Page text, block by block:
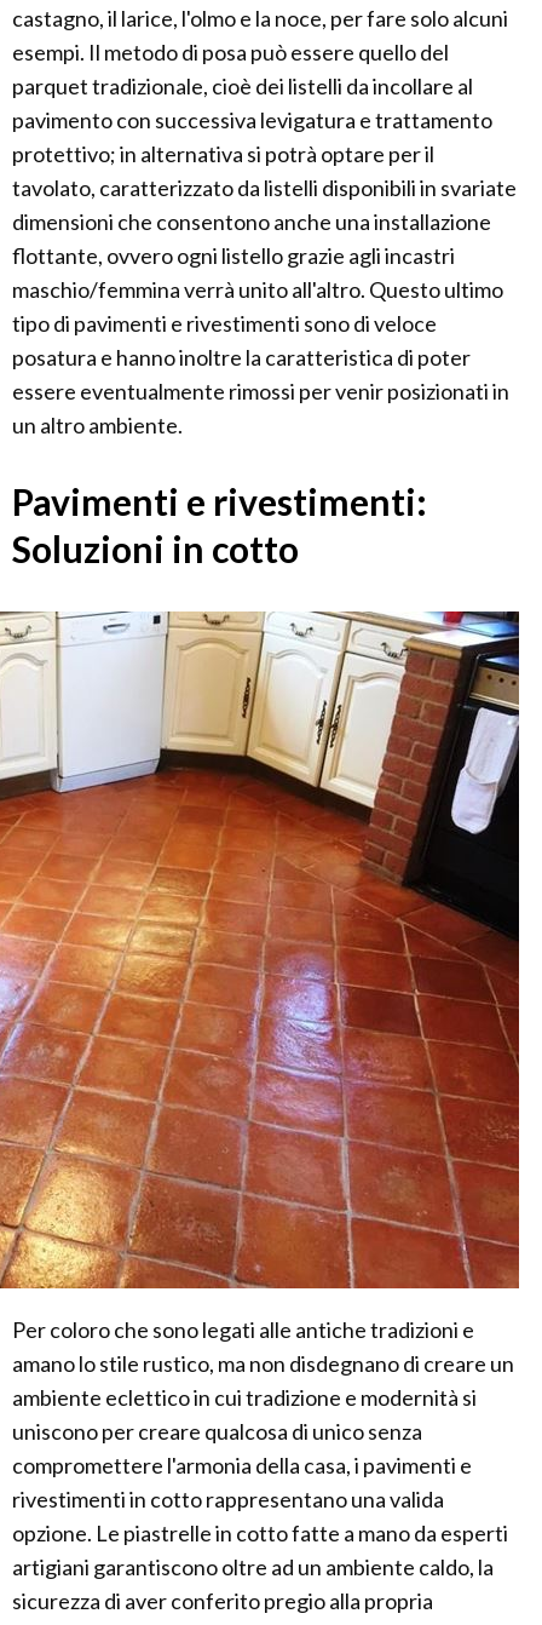
castagno, il larice, l'olmo e la noce, per fare solo alcuni
esempi. Il metodo di posa può essere quello del
parquet tradizionale, cioè dei listelli da incollare al
pavimento con successiva levigatura e trattamento
protettivo; in alternativa si potrà optare per il
tavolato, caratterizzato da listelli disponibili in svariate
dimensioni che consentono anche una installazione
flottante, ovvero ogni listello grazie agli incastri
maschio/femmina verrà unito all'altro. Questo ultimo
tipo di pavimenti e rivestimenti sono di veloce
posatura e hanno inoltre la caratteristica di poter
essere eventualmente rimossi per venir posizionati in
un altro ambiente.
Pavimenti e rivestimenti:
Soluzioni in cotto
Per coloro che sono legati alle antiche tradizioni e
amano lo stile rustico, ma non disdegnano di creare un
ambiente eclettico in cui tradizione e modernità si
uniscono per creare qualcosa di unico senza
compromettere l'armonia della casa, i pavimenti e
rivestimenti in cotto rappresentano una valida
opzione. Le piastrelle in cotto fatte a mano da esperti
artigiani garantiscono oltre ad un ambiente caldo, la
sicurezza di aver conferito pregio alla propria